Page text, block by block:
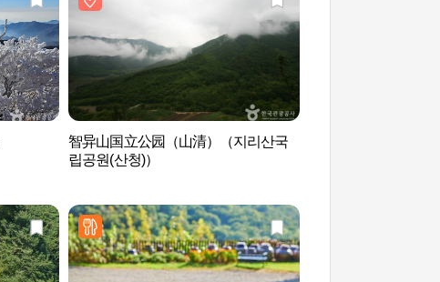
智异山国立公园（山清）（지리산국
립공원(산청)）